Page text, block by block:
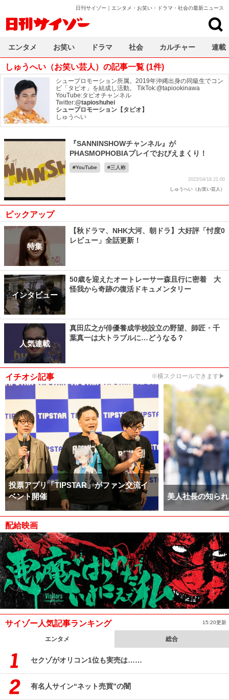
日刊サイゾー｜エンタメ・お笑い・ドラマ・社会の最新ニュース
しゅうへい（お笑い芸人）の記事一覧 (1件)
シュープロモーション所属。2019年沖縄出身の同級生でコン
ビ「タピオ」を結成し活動。 TikTok:@tapiookinawa
YouTube:タピオチャンネル
Twitter:@tapioshuhei
シュープロモーション【タピオ】
しゅうへい
『SANNINSHOWチャンネル』が
PHASMOPHOBIAプレイでおびえまくり！
YouTube 三人称
2022/04/18 21:00
しゅうへい（お笑い芸人）
ピックアップ
特集
【秋ドラマ、NHK大河、朝ドラ】大好評「忖度0
レビュー」全話更新！
インタビュー
50歳を迎えたオートレーサー森且行に密着 大
怪我から奇跡の復活ドキュメンタリー
人気連載
真田広之が俳優養成学校設立の野望、師匠・千
葉真一は大トラブルに…どうなる？
イチオシ記事 ※横スクロールできます▶
投票アプリ「TIPSTAR」がファン交流イ
ベント開催
美人社長の知ら
配給映画
サイゾー人気記事ランキング 15:20更新
エンタメ 総合
セクゾがオリコン1位も実売は……
有名人サイン“ネット売買”の闇
エンタメ お笑い ドラマ 社会 カルチャー 連載